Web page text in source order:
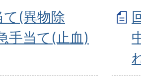
(異物除
手当て(止血)